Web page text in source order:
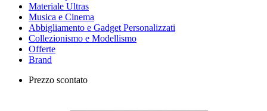
Materiale Ultras
Musica e Cinema
Abbigliamento e Gadget Personalizzati
Collezionismo e Modellismo
Offerte
Brand
Prezzo scontato